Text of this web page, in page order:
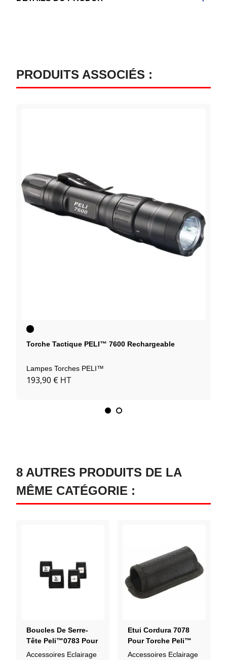
PRODUITS ASSOCIÉS :
Noir
Torche Tactique PELI™ 7600 Rechargeable
Lampes Torches PELI™
193,90 € HT
8 AUTRES PRODUITS DE LA
MÊME CATÉGORIE :
Boucles De Serre-
Tête Peli™0783 Pour
Casque (4 Pièces)
Accessoires Eclairage
Etui Cordura 7078
Pour Torche Peli™
7060
Accessoires Eclairage